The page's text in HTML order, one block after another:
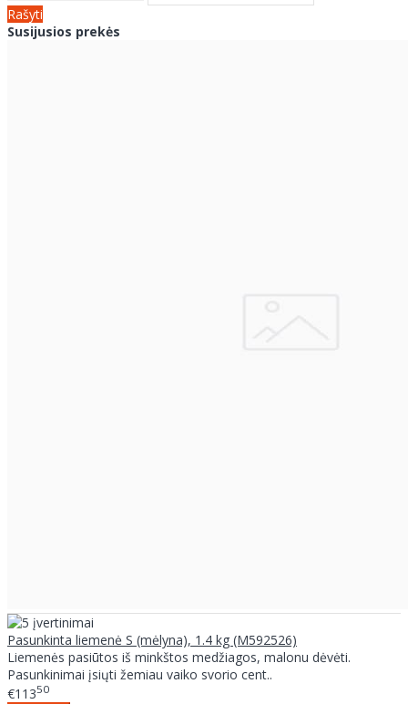
Rašyti
Susijusios prekės
Pasunkinta liemenė S (mėlyna), 1.4 kg (M592526)
Liemenės pasiūtos iš minkštos medžiagos, malonu dėvėti.
Pasunkinimai įsiųti žemiau vaiko svorio cent..
€11350